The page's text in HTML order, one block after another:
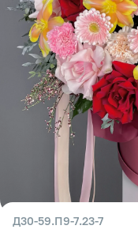
Д30-59.П9-7.23-7